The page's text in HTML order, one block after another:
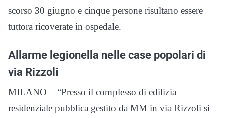
scorso 30 giugno e cinque persone risultano essere
tuttora ricoverate in ospedale.
Allarme legionella nelle case popolari di
via Rizzoli
MILANO – “Presso il complesso di edilizia
residenziale pubblica gestito da MM in via Rizzoli si